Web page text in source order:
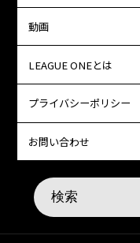
動画
LEAGUE ONEとは
プライバシーポリシー
お問い合わせ